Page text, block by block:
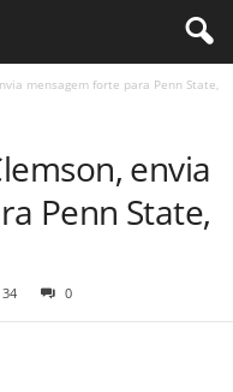
mensagem forte para Penn State,
envia
Penn State,
34 0